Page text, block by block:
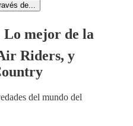
de...
Lo mejor de la
Riders, y
del mundo del